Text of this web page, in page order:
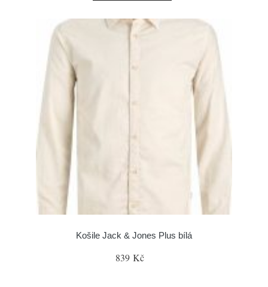
Košile Jack & Jones Plus bílá
839 Kč